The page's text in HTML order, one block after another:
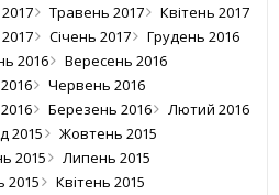
Травень 2017
Квітень 2017
Січень 2017
Грудень 2016
2016
Вересень 2016
Червень 2016
Березень 2016
Лютий 2016
2015
Жовтень 2015
2015
Липень 2015
2015
Квітень 2015